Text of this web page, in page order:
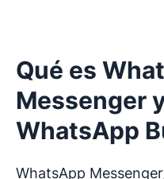
Qué es
Messenger
WhatsApp
WhatsApp